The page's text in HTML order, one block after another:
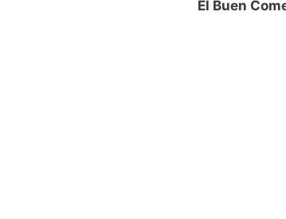
El Buen